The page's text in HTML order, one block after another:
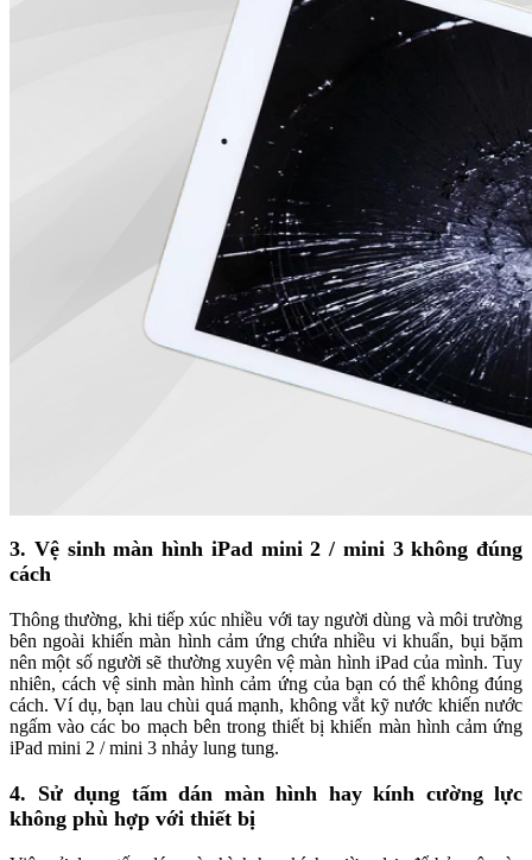
3. Vệ sinh màn hình iPad mini 2 / mini 3 không đúng
cách
Thông thường, khi tiếp xúc nhiều với tay người dùng và môi trường
bên ngoài khiến màn hình cảm ứng chứa nhiều vi khuẩn, bụi bặm
nên một số người sẽ thường xuyên vệ màn hình iPad của mình. Tuy
nhiên, cách vệ sinh màn hình cảm ứng của bạn có thể không đúng
cách. Ví dụ, bạn lau chùi quá mạnh, không vắt kỹ nước khiến nước
ngấm vào các bo mạch bên trong thiết bị khiến màn hình cảm ứng
iPad mini 2 / mini 3 nhảy lung tung.
4. Sử dụng tấm dán màn hình hay kính cường lực
không phù hợp với thiết bị